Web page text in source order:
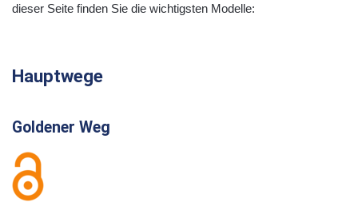
dieser Seite finden Sie die wichtigsten Modelle:
Hauptwege
Goldener Weg